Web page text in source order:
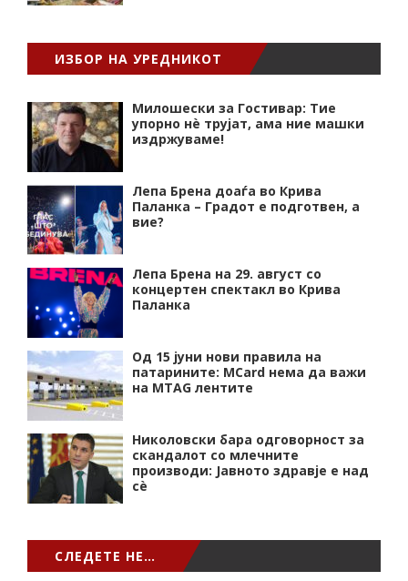
ИЗБОР НА УРЕДНИКОТ
Милошески за Гостивар: Тие
упорно нѐ трујат, ама ние машки
издржуваме!
Лепа Брена доаѓа во Крива
Паланка – Градот е подготвен, а
вие?
Лепа Брена на 29. август со
концертен спектакл во Крива
Паланка
Од 15 јуни нови правила на
патарините: MCard нема да важи
на MTAG лентите
Николовски бара одговорност за
скандалот со млечните
производи: Јавното здравје е над
сѐ
СЛЕДЕТЕ НЕ…